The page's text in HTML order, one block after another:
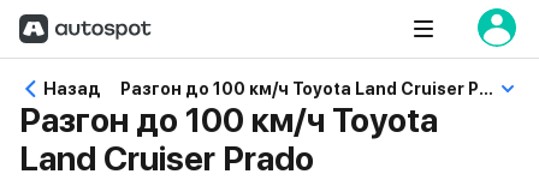
Назад Разгон до 100 км/ч Toyota Land Cruiser Prado
Разгон до 100 км/ч Toyota
Land Cruiser Prado